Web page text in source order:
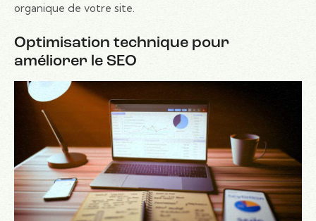
organique de votre site.
Optimisation technique pour
améliorer le SEO